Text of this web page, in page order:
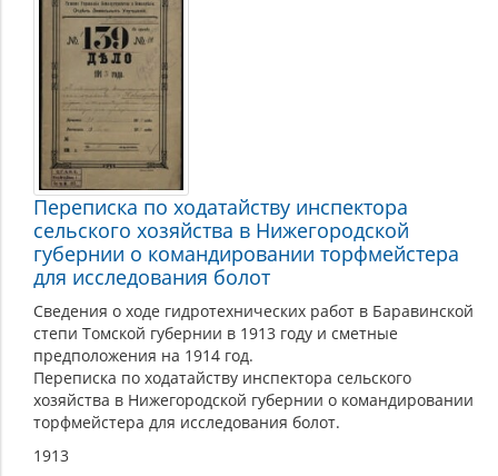
Переписка по ходатайству инспектора
сельского хозяйства в Нижегородской
губернии о командировании торфмейстера
для исследования болот
Сведения о ходе гидротехнических работ в Баравинской
степи Томской губернии в 1913 году и сметные
предположения на 1914 год.
Переписка по ходатайству инспектора сельского
хозяйства в Нижегородской губернии о командировании
торфмейстера для исследования болот.
1913